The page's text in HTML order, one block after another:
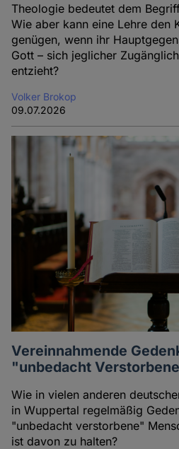
Theologie bedeutet dem
Wie aber kann eine Lehre den
genügen, wenn ihr
Gott – sich jeglicher
entzieht?
Volker Brokop
09.07.2026
Vereinnahmende
"unbedacht
Wie in vielen anderen
in Wuppertal regelmäßig
"unbedacht verstorbene"
ist davon zu halten?